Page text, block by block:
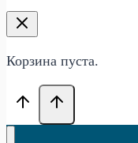
Корзина пуста.